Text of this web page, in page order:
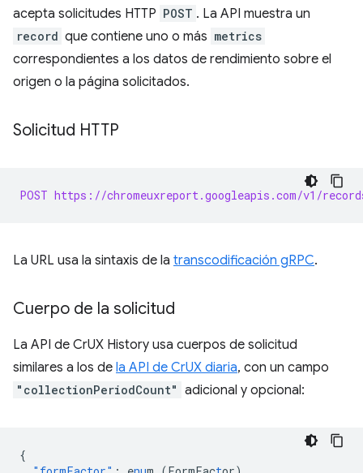
acepta solicitudes HTTP POST . La API muestra un
record que contiene uno o más metrics
correspondientes a los datos de rendimiento sobre el
origen o la página solicitados.
Solicitud HTTP
POST https://chromeuxreport.googleapis.com/v1/
La URL usa la sintaxis de la transcodificación gRPC.
Cuerpo de la solicitud
La API de CrUX History usa cuerpos de solicitud
similares a los de la API de CrUX diaria, con un campo
"collectionPeriodCount" adicional y opcional:
{